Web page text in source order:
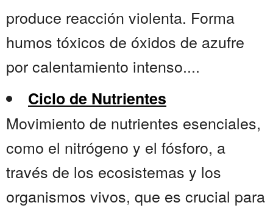
produce reacción violenta. Forma
humos tóxicos de óxidos de azufre
por calentamiento intenso....
Ciclo de Nutrientes
Movimiento de nutrientes esenciales,
como el nitrógeno y el fósforo, a
través de los ecosistemas y los
organismos vivos, que es crucial para